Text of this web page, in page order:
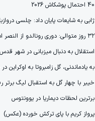
40 احتمال پوشکاش 2026
ژابی به شایعات پایان داد: چلسی
۳۲ روز متوالی: دوری رونالدو از النصر ادامه دارد
استقلال به دنبال میزبانی در شهر قدس
به یادماندنی، گل زامبروتا به اوکراین در
خیبر با چهار گل به استقبال لیگ برتر
برترین لحظات دیماریا در یوونتوس
پرواز کریم با پای ترکش خورده (عکس)